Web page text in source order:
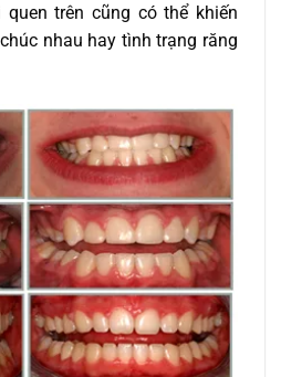
trên cũng có thể khiến
nhau hay tình trạng răng